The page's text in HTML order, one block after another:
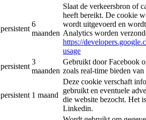
persistent
6
maanden
Slaat de verkeersbron of
heeft bereikt. De cookie
wordt uitgevoerd en
Analytics worden
https://
usage
persistent
3
maanden
Gebruikt door Facebook
zoals real-time bieden van
persistent 1 maand
Deze cookie verschaft
gebruikt en eventuele
die website bezocht. Het
Linkedin.